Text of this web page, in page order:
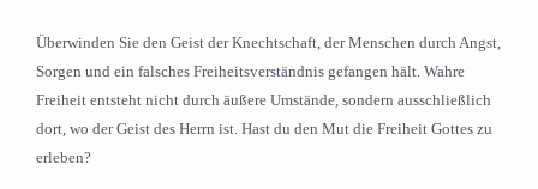
Überwinden Sie den Geist der Knechtschaft, der Menschen durch Angst,
Sorgen und ein falsches Freiheitsverständnis gefangen hält. Wahre
Freiheit entsteht nicht durch äußere Umstände, sondern ausschließlich
dort, wo der Geist des Herrn ist. Hast du den Mut die Freiheit Gottes zu
erleben?